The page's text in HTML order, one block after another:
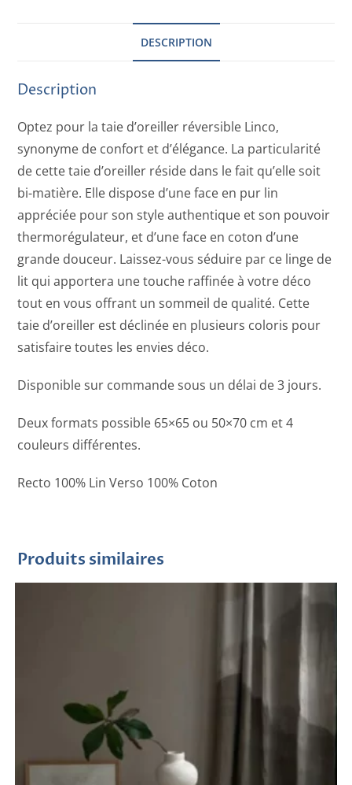
DESCRIPTION
Description
Optez pour la taie d’oreiller réversible Linco,
synonyme de confort et d’élégance. La particularité
de cette taie d’oreiller réside dans le fait qu’elle soit
bi-matière. Elle dispose d’une face en pur lin
appréciée pour son style authentique et son pouvoir
thermorégulateur, et d’une face en coton d’une
grande douceur. Laissez-vous séduire par ce linge de
lit qui apportera une touche raffinée à votre déco
tout en vous offrant un sommeil de qualité. Cette
taie d’oreiller est déclinée en plusieurs coloris pour
satisfaire toutes les envies déco.
Disponible sur commande sous un délai de 3 jours.
Deux formats possible 65×65 ou 50×70 cm et 4
couleurs différentes.
Recto 100% Lin Verso 100% Coton
Produits similaires